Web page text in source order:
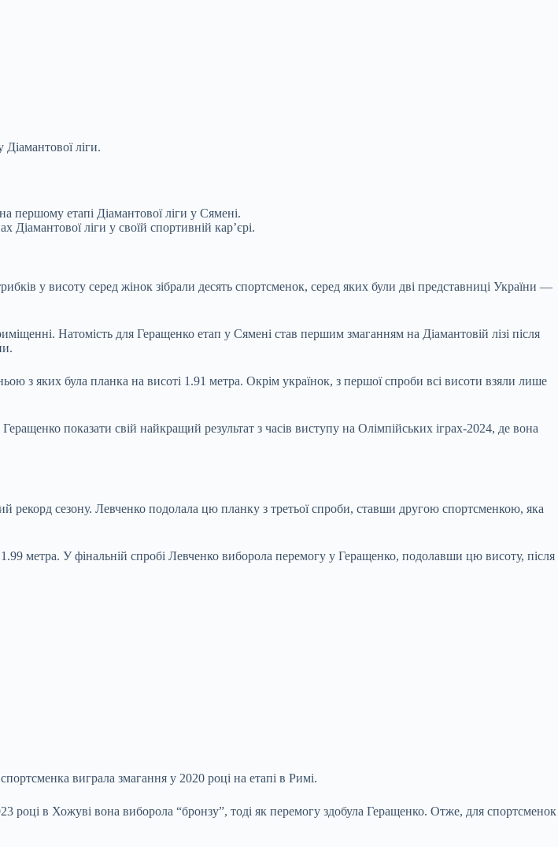
ліги.
першому етапі Діамантової ліги у Сямені.
ліги у своїй спортивній кар’єрі.
у висоту серед жінок зібрали десять спортсменок, серед яких були дві представниці України —
Натомість для Геращенко етап у Сямені став першим змаганням на Діамантовій лізі після
з яких була планка на висоті 1.91 метра. Окрім українок, з першої спроби всі висоти взяли лише
показати свій найкращий результат з часів виступу на Олімпійських іграх-2024, де вона
рекорд сезону. Левченко подолала цю планку з третьої спроби, ставши другою спортсменкою, яка
метра. У фінальній спробі Левченко виборола перемогу у Геращенко, подолавши цю висоту, після
виграла змагання у 2020 році на етапі в Римі.
році в Хожуві вона виборола “бронзу”, тоді як перемогу здобула Геращенко. Отже, для спортсменок